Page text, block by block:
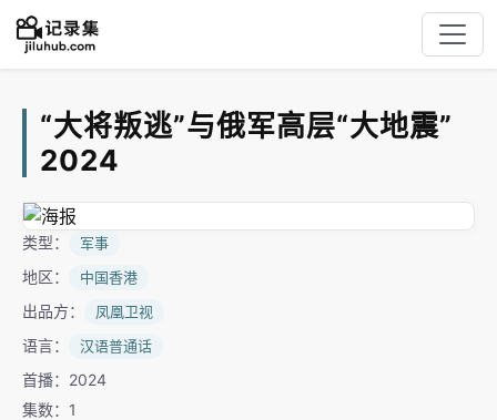
“大将叛逃”与俄军高层“大地震”
2024
类型： 军事
地区： 中国香港
出品方： 凤凰卫视
语言： 汉语普通话
首播：2024
集数：1